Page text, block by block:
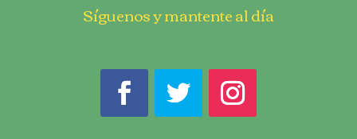
Síguenos y mantente al día